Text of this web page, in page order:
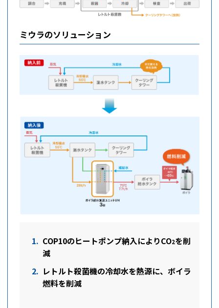
ミウラのソリューション
COP10のヒートポンプ納入によりCO2を削
減
レトルト殺菌機の冷却水を熱源に、ボイラ
燃料を削減